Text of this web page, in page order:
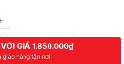
GIÁ 1.850.000₫
giao hàng tận nơi